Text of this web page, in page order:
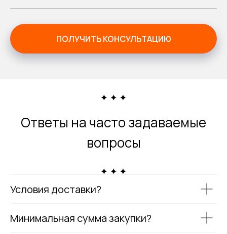
ПОЛУЧИТЬ КОНСУЛЬТАЦИЮ
Ответы на часто задаваемые
вопросы
Условия доставки?
Минимальная сумма закупки?